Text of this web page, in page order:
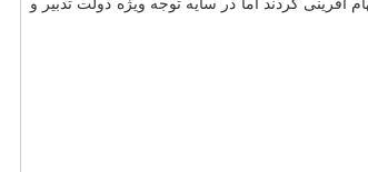
آفرینی كردند اما در سایه توجه ویژه دولت تدبیر و